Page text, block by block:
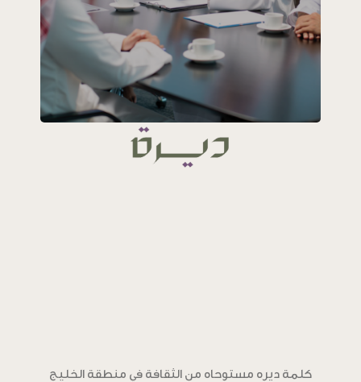
كلمة ديره مستوحاه من الثقافة في منطقة الخليج